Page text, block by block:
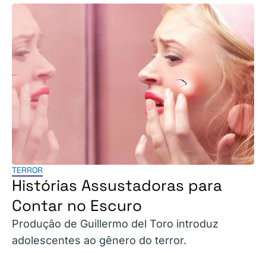
TERROR
Histórias Assustadoras para
Contar no Escuro
Produção de Guillermo del Toro introduz
adolescentes ao gênero do terror.